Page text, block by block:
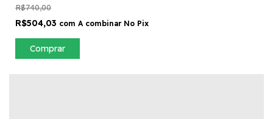
R$740,00
R$504,03 com A combinar No Pix
Comprar